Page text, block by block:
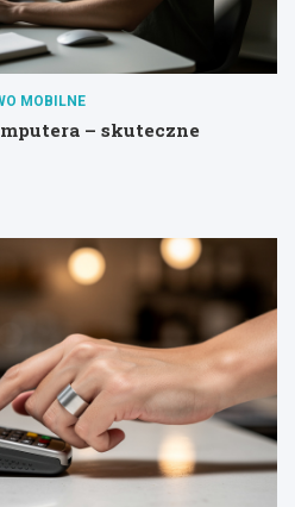
MOBILNE
– skuteczne